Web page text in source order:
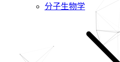
分子生物学